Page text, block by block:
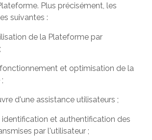
Plus précisément, les
suivantes :
de la Plateforme par
et optimisation de la
d'une assistance utilisateurs ;
identification et authentification des
par l'utilisateur ;